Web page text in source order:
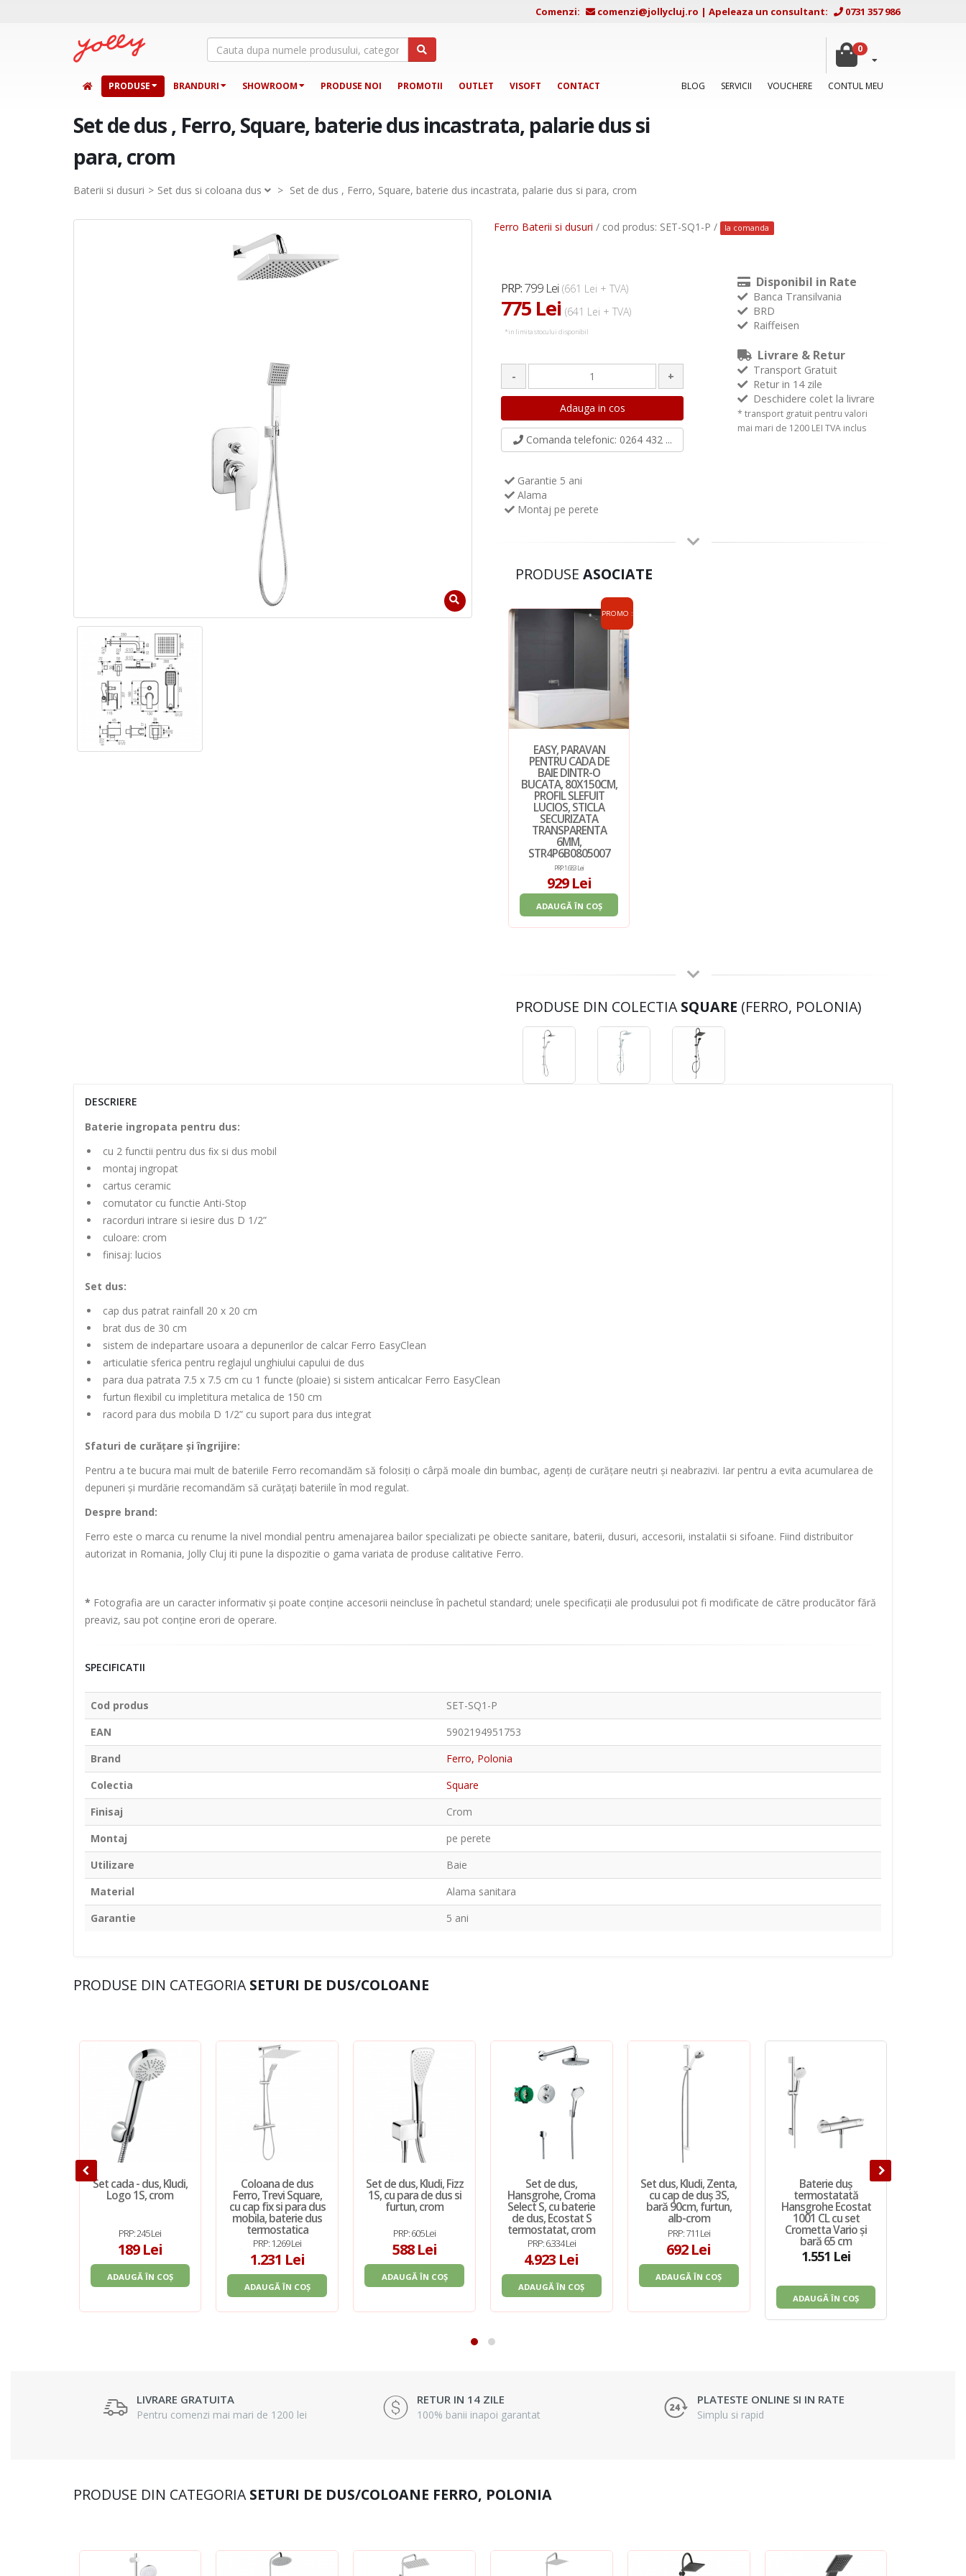
Comenzi: comenzi@jollycluj.ro | Apeleaza un consultant: 0731 357 986
0
PRODUSE BRANDURI SHOWROOM PRODUSE NOI PROMOTII OUTLET VISOFT CONTACT BLOG SERVICII VOUCHERE CONTUL MEU
Set de dus , Ferro, Square, baterie dus incastrata, palarie dus si
para, crom
Baterii si dusuri Set dus si coloana dus > Set de dus , Ferro, Square, baterie dus incastrata, palarie dus si para, crom
Ferro Baterii si dusuri / cod produs: SET-SQ1-P / la comanda
PRP:799 Lei (661 Lei + TVA)
775 Lei (641 Lei + TVA)
*in limita stocului disponibil
- +
Comanda telefonic: 0264 432 ...
Garantie 5 ani
Alama
Montaj pe perete
Disponibil in Rate
Banca Transilvania
BRD
Raiffeisen
Livrare & Retur
Transport Gratuit
Retur in 14 zile
Deschidere colet la livrare
* transport gratuit pentru valori
mai mari de 1200 LEI TVA inclus
PRODUSE ASOCIATE
PROMO :
EASY, PARAVAN
PENTRU CADA DE
BAIE DINTR-O
BUCATA, 80X150CM,
PROFIL SLEFUIT
LUCIOS, STICLA
SECURIZATA
TRANSPARENTA
6MM,
STR4P6B0805007
PRP: 1.683 Lei
929 Lei
ADAUGĂ ÎN COȘ
PRODUSE DIN COLECTIASQUARE (FERRO, POLONIA)
DESCRIERE
Baterie ingropata pentru dus:
cu 2 functii pentru dus ﬁx si dus mobil
montaj ingropat
cartus ceramic
comutator cu functie Anti-Stop
racorduri intrare si iesire dus D 1/2”
culoare: crom
finisaj: lucios
Set dus:
cap dus patrat rainfall 20 x 20 cm
brat dus de 30 cm
sistem de indepartare usoara a depunerilor de calcar Ferro EasyClean
articulatie sferica pentru reglajul unghiului capului de dus
para dua patrata 7.5 x 7.5 cm cu 1 functe (ploaie) si sistem anticalcar Ferro EasyClean
furtun ﬂexibil cu impletitura metalica de 150 cm
racord para dus mobila D 1/2” cu suport para dus integrat
Sfaturi de curățare și îngrijire:
Pentru a te bucura mai mult de bateriile Ferro recomandăm să folosiți o cârpă moale din bumbac, agenți de curățare neutri și neabrazivi. Iar pentru a evita acumularea de
depuneri și murdărie recomandăm să curățați bateriile în mod regulat.
Despre brand:
Ferro este o marca cu renume la nivel mondial pentru amenajarea bailor specializati pe obiecte sanitare, baterii, dusuri, accesorii, instalatii si sifoane. Fiind distribuitor
autorizat in Romania, Jolly Cluj iti pune la dispozitie o gama variata de produse calitative Ferro.
* Fotografia are un caracter informativ și poate conține accesorii neincluse în pachetul standard; unele specificații ale produsului pot fi modificate de către producător fără
preaviz, sau pot conține erori de operare.
SPECIFICATII
Cod produs
SET-SQ1-P
EAN
5902194951753
Brand
Ferro, Polonia
Colectia
Square
Finisaj
Crom
Montaj
pe perete
Utilizare
Baie
Material
Alama sanitara
Garantie
5 ani
PRODUSE DIN CATEGORIASETURI DE DUS/COLOANE
Set cada - dus, Kludi,
Logo 1S, crom
PRP: 245 Lei
189 Lei
ADAUGĂ ÎN COȘ
Coloana de dus
Ferro, Trevi Square,
cu cap fix si para dus
mobila, baterie dus
termostatica
PRP: 1.269 Lei
1.231 Lei
ADAUGĂ ÎN COȘ
Set de dus, Kludi, Fizz
1S, cu para de dus si
furtun, crom
PRP: 605 Lei
588 Lei
ADAUGĂ ÎN COȘ
Set de dus,
Hansgrohe, Croma
Select S, cu baterie
de dus, Ecostat S
termostatat, crom
PRP: 6.334 Lei
4.923 Lei
ADAUGĂ ÎN COȘ
Set dus, Kludi, Zenta,
cu cap de duș 3S,
bară 90cm, furtun,
alb-crom
PRP: 711 Lei
692 Lei
ADAUGĂ ÎN COȘ
Baterie duș
termostatată
Hansgrohe Ecostat
1001 CL cu set
Crometta Vario și
bară 65 cm
1.551 Lei
ADAUGĂ ÎN COȘ
LIVRARE GRATUITA
Pentru comenzi mai mari de 1200 lei
RETUR IN 14 ZILE
100% banii inapoi garantat
PLATESTE ONLINE SI IN RATE
Simplu si rapid
PRODUSE DIN CATEGORIASETURI DE DUS/COLOANE FERRO, POLONIA